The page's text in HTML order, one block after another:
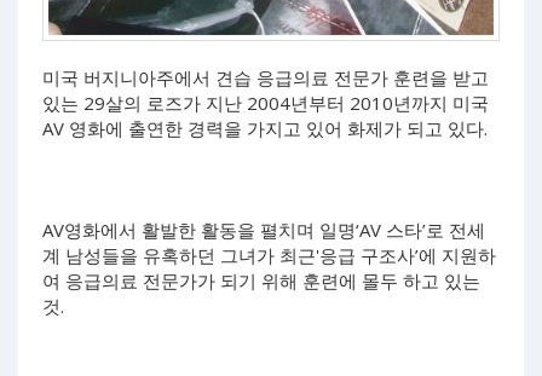
미국 버지니아주에서 견습 응급의료 전문가 훈련을 받고
있는 29살의 로즈가 지난 2004년부터 2010년까지 미국
AV 영화에 출연한 경력을 가지고 있어 화제가 되고 있다.
AV영화에서 활발한 활동을 펼치며 일명‘AV 스타’로 전세
계 남성들을 유혹하던 그녀가 최근'응급 구조사’에 지원하
여 응급의료 전문가가 되기 위해 훈련에 몰두 하고 있는
것.